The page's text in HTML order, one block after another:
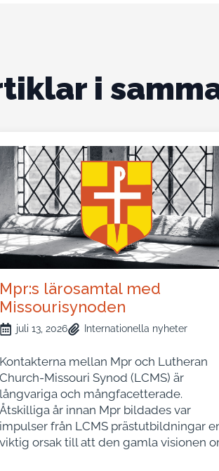
i
Mpr:s lärosamtal med
Missourisynoden
juli 13, 2026 Internationella nyheter
Kontakterna mellan Mpr och Lutheran
Church-Missouri Synod (LCMS) är
långvariga och mångfacetterade.
Åtskilliga år innan Mpr bildades var
impulser från LCMS prästutbildningar
viktig orsak till att den gamla visionen